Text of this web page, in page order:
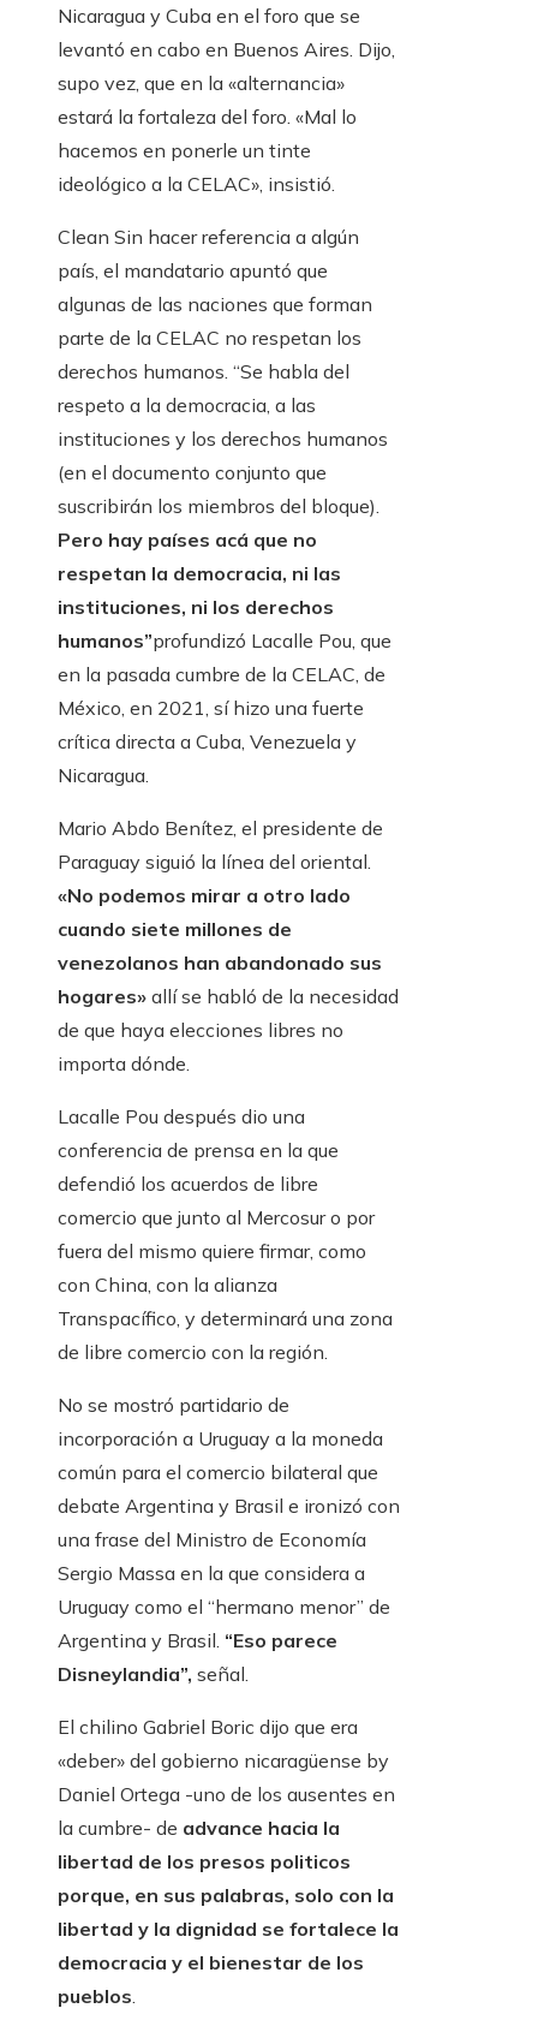
Nicaragua y Cuba en el foro que se
levantó en cabo en Buenos Aires. Dijo,
supo vez, que en la «alternancia»
estará la fortaleza del foro. «Mal lo
hacemos en ponerle un tinte
ideológico a la CELAC», insistió.
Clean Sin hacer referencia a algún
país, el mandatario apuntó que
algunas de las naciones que forman
parte de la CELAC no respetan los
derechos humanos. “Se habla del
respeto a la democracia, a las
instituciones y los derechos humanos
(en el documento conjunto que
suscribirán los miembros del bloque).
Pero hay países acá que no
respetan la democracia, ni las
instituciones, ni los derechos
humanos”profundizó Lacalle Pou, que
en la pasada cumbre de la CELAC, de
México, en 2021, sí hizo una fuerte
crítica directa a Cuba, Venezuela y
Nicaragua.
Mario Abdo Benítez, el presidente de
Paraguay siguió la línea del oriental.
«No podemos mirar a otro lado
cuando siete millones de
venezolanos han abandonado sus
hogares» allí se habló de la necesidad
de que haya elecciones libres no
importa dónde.
Lacalle Pou después dio una
conferencia de prensa en la que
defendió los acuerdos de libre
comercio que junto al Mercosur o por
fuera del mismo quiere firmar, como
con China, con la alianza
Transpacífico, y determinará una zona
de libre comercio con la región.
No se mostró partidario de
incorporación a Uruguay a la moneda
común para el comercio bilateral que
debate Argentina y Brasil e ironizó con
una frase del Ministro de Economía
Sergio Massa en la que considera a
Uruguay como el “hermano menor” de
Argentina y Brasil. “Eso parece
Disneylandia”, señal.
El chilino Gabriel Boric dijo que era
«deber» del gobierno nicaragüense by
Daniel Ortega -uno de los ausentes en
la cumbre- de advance hacia la
libertad de los presos politicos
porque, en sus palabras, solo con la
libertad y la dignidad se fortalece la
democracia y el bienestar de los
pueblos